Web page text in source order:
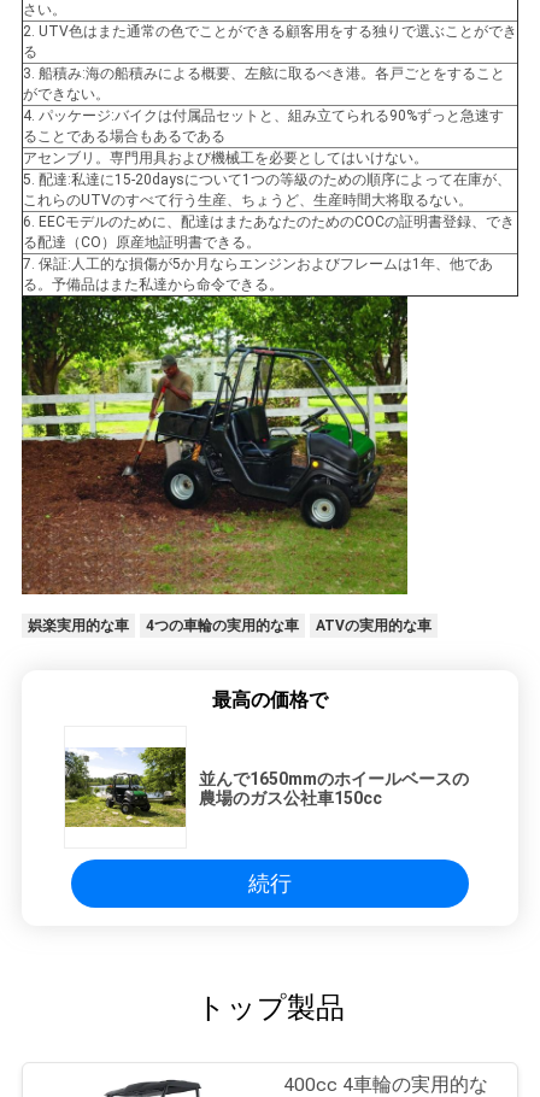
バ
シ
ー
ポ
リ
シ
ー
さい。
2. UTV色はまた通常の色でことができる顧客用をする独りで選ぶことができ
る
3. 船積み:海の船積みによる概要、左舷に取るべき港。各戸ごとをすること
ができない。
4. パッケージ:バイクは付属品セットと、組み立てられる90%ずっと急速す
ることである場合もあるである
アセンブリ。専門用具および機械工を必要としてはいけない。
5. 配達:私達に15-20daysについて1つの等級のための順序によって在庫が、
これらのUTVのすべて行う生産、ちょうど、生産時間大将取るない。
6. EECモデルのために、配達はまたあなたのためのCOCの証明書登録、でき
る配達（CO）原産地証明書できる。
7. 保証:人工的な損傷が5か月ならエンジンおよびフレームは1年、他であ
る。予備品はまた私達から命令できる。
娯楽実用的な車 4つの車輪の実用的な車 ATVの実用的な車
最高の価格で
並んで1650mmのホイールベースの
農場のガス公社車150cc
続行
トップ製品
400cc 4車輪の実用的な